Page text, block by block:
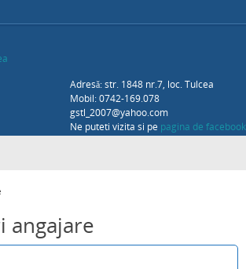
Adresă: str. 1848 nr.7, loc. Tulcea
Mobil: 0742-169.078
gstl_2007@yahoo.com
Ne puteti vizita si pe pagina de facebook
angajare